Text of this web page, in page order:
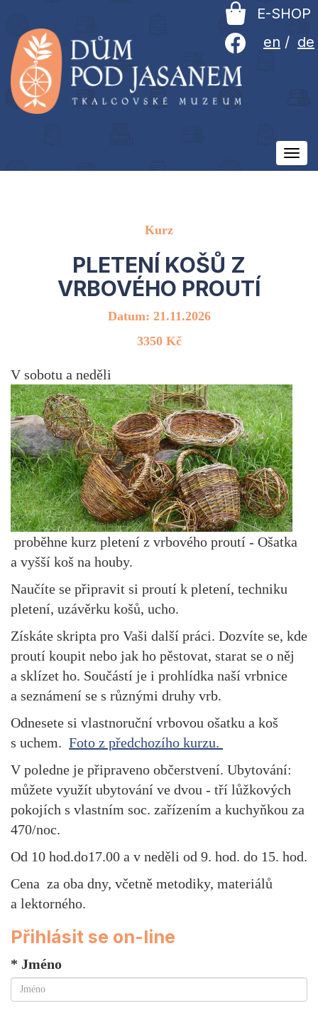
en / de
E-SHOP
Kurz
PLETENÍ KOŠŮ Z
VRBOVÉHO PROUTÍ
Datum: 21.11.2026
3350 Kč
V sobotu a neděli
proběhne kurz pletení z vrbového proutí - Ošatka
a vyšší koš na houby.
Naučíte se připravit si proutí k pletení, techniku
pletení, uzávěrku košů, ucho.
Získáte skripta pro Vaši další práci. Dozvíte se, kde
proutí koupit nebo jak ho pěstovat, starat se o něj
a sklízet ho. Součástí je i prohlídka naší vrbnice
a seznámení se s různými druhy vrb.
Odnesete si vlastnoruční vrbovou ošatku a koš
s uchem. Foto z předchozího kurzu.
V poledne je připraveno občerstvení. Ubytování:
můžete využít ubytování ve dvou - tří lůžkových
pokojích s vlastním soc. zařízením a kuchyňkou za
470/noc.
Od 10 hod.do17.00 a v neděli od 9. hod. do 15. hod.
Cena za oba dny, včetně metodiky, materiálů
a lektorného.
Přihlásit se on-line
* Jméno